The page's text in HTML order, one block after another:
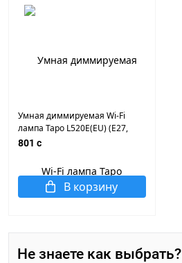
Умная диммируемая Wi-Fi
лампа Tapo L520E(EU) (E27,
25000ч, 2.4ГГц WIFI, 806
801 c
В корзину
Не знаете как выбрать?